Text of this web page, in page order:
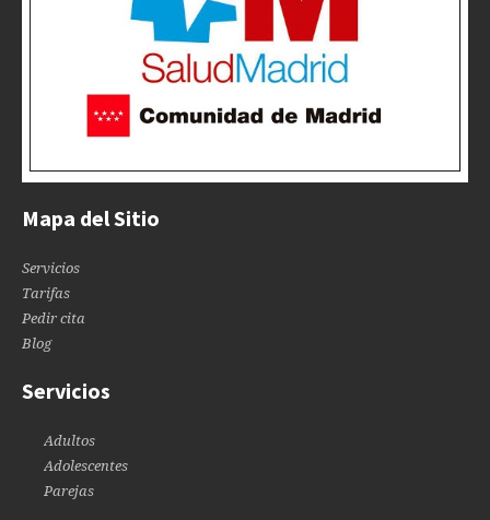
Mapa del Sitio
Servicios
Tarifas
Pedir cita
Blog
Servicios
Adultos
Adolescentes
Parejas